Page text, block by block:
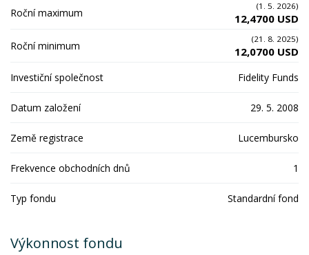
Roční maximum (1. 5. 2026)
12,4700 USD
Roční minimum (21. 8. 2025)
12,0700 USD
Investiční společnost Fidelity Funds
Datum založení 29. 5. 2008
Země registrace Lucembursko
Frekvence obchodních dnů 1
Typ fondu Standardní fond
Výkonnost fondu